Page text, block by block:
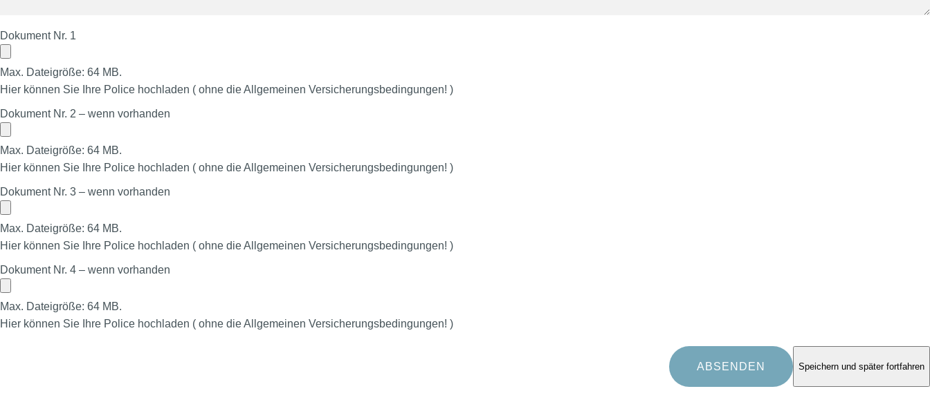
Dokument Nr. 1
Max. Dateigröße: 64 MB.
Hier können Sie Ihre Police hochladen ( ohne die Allgemeinen Versicherungsbedingungen! )
Dokument Nr. 2 – wenn vorhanden
Max. Dateigröße: 64 MB.
Hier können Sie Ihre Police hochladen ( ohne die Allgemeinen Versicherungsbedingungen! )
Dokument Nr. 3 – wenn vorhanden
Max. Dateigröße: 64 MB.
Hier können Sie Ihre Police hochladen ( ohne die Allgemeinen Versicherungsbedingungen! )
Dokument Nr. 4 – wenn vorhanden
Max. Dateigröße: 64 MB.
Hier können Sie Ihre Police hochladen ( ohne die Allgemeinen Versicherungsbedingungen! )
Speichern und später fortfahren